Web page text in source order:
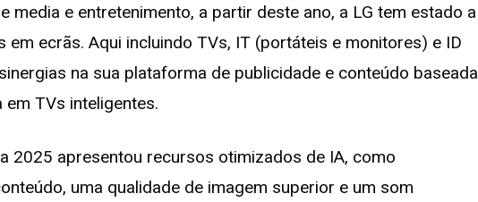
media e entretenimento, a partir deste ano, a LG tem estado a
ecrãs. Aqui incluindo TVs, IT (portáteis e monitores) e ID
na sua plataforma de publicidade e conteúdo baseada
TVs inteligentes.
2025 apresentou recursos otimizados de IA, como
uma qualidade de imagem superior e um som